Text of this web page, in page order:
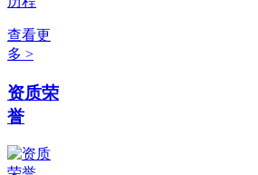
查看更
多 >
资质荣
誉